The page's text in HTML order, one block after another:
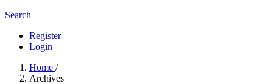
Search
Register
Login
Home /
Archives